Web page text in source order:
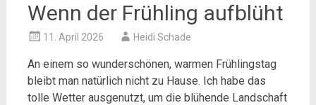
Wenn der Frühling aufblüht
11. April 2026 Heidi Schade
An einem so wunderschönen, warmen Frühlingstag
bleibt man natürlich nicht zu Hause. Ich habe das
tolle Wetter ausgenutzt, um die blühende Landschaft